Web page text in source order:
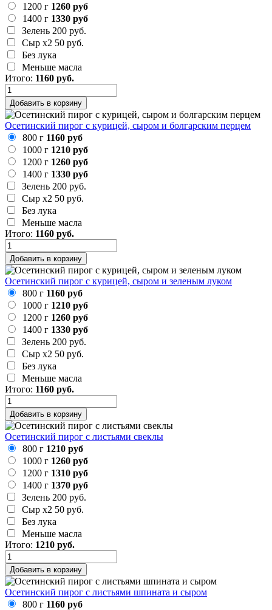
1200 г 1260 руб
1400 г 1330 руб
Зелень 200 руб.
Сыр х2 50 руб.
Без лука
Меньше масла
Итого: 1160 руб.
Добавить в корзину
Осетинский пирог с курицей, сыром и болгарским перцем
800 г 1160 руб
1000 г 1210 руб
1200 г 1260 руб
1400 г 1330 руб
Зелень 200 руб.
Сыр х2 50 руб.
Без лука
Меньше масла
Итого: 1160 руб.
Добавить в корзину
Осетинский пирог с курицей, сыром и зеленым луком
800 г 1160 руб
1000 г 1210 руб
1200 г 1260 руб
1400 г 1330 руб
Зелень 200 руб.
Сыр х2 50 руб.
Без лука
Меньше масла
Итого: 1160 руб.
Добавить в корзину
Осетинский пирог с листьями свеклы
800 г 1210 руб
1000 г 1260 руб
1200 г 1310 руб
1400 г 1370 руб
Зелень 200 руб.
Сыр х2 50 руб.
Без лука
Меньше масла
Итого: 1210 руб.
Добавить в корзину
Осетинский пирог с листьями шпината и сыром
800 г 1160 руб